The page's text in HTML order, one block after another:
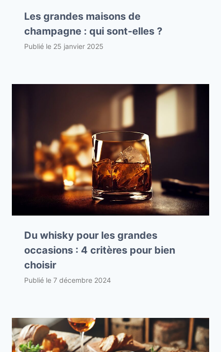
Les grandes maisons de
champagne : qui sont-elles ?
Publié le 25 janvier 2025
Du whisky pour les grandes
occasions : 4 critères pour bien
choisir
Publié le 7 décembre 2024